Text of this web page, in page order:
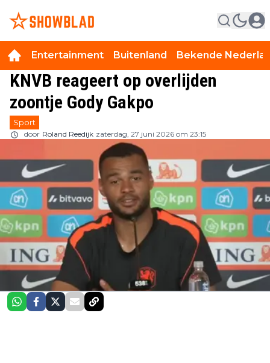
Entertainment Buitenland Bekende
KNVB reageert op overlijden
zoontje Gody Gakpo
Sport
door Roland Reedijk zaterdag, 27 juni 2026 om 23:15